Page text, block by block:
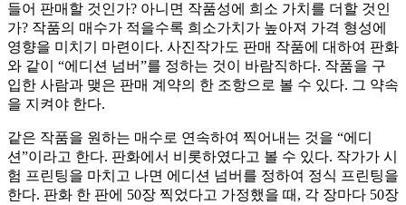
들어 판매할 것인가? 아니면 작품성에 희소 가치를 더할 것인
가? 작품의 매수가 적을수록 희소가치가 높아져 가격 형성에
영향을 미치기 마련이다. 사진작가도 판매 작품에 대하여 판화
와 같이 “에디션 넘버”를 정하는 것이 바람직하다. 작품을 구
입한 사람과 맺은 판매 계약의 한 조항으로 볼 수 있다. 그 약속
을 지켜야 한다.
같은 작품을 원하는 매수로 연속하여 찍어내는 것을 “에디
션”이라고 한다. 판화에서 비롯하였다고 볼 수 있다. 작가가 시
험 프린팅을 마치고 나면 에디션 넘버를 정하여 정식 프린팅을
한다. 판화 한 판에 50장 찍었다고 가정했을 때, 각 장마다 50장